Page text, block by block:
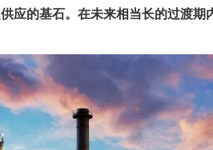
应的基石。在未来相当长的过渡期